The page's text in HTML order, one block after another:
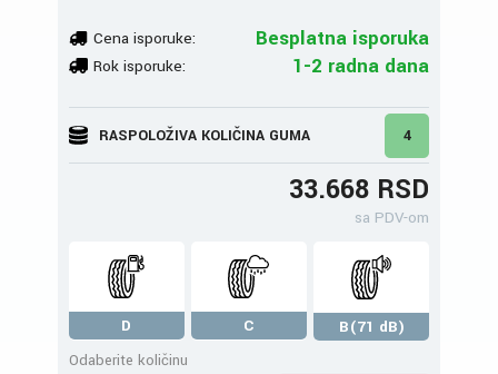
Cena isporuke: Besplatna isporuka
Rok isporuke: 1-2 radna dana
RASPOLOŽIVA KOLIČINA GUMA 4
33.668 RSD
sa PDV-om
D C
B(71 dB)
Odaberite količinu